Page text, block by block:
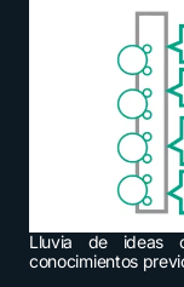
Lluvia de ideas
conocimientos